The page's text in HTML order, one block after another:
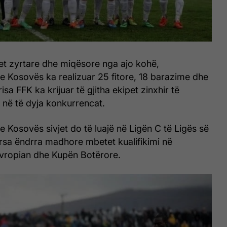
zyrtare dhe miqësore nga ajo kohë,
Kosovës ka realizuar 25 fitore, 18 barazime dhe
FFK ka krijuar të gjitha ekipet zinxhir të
të dyja konkurrencat.
Kosovës sivjet do të luajë në Ligën C të Ligës së
ëndrra madhore mbetet kualifikimi në
dhe Kupën Botërore.